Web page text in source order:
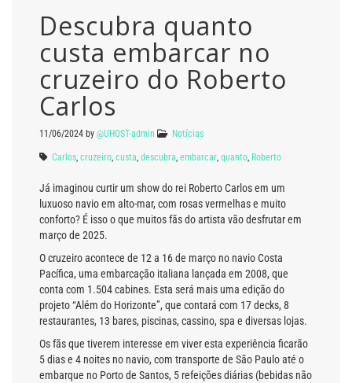
Descubra quanto
custa embarcar no
cruzeiro do Roberto
Carlos
11/06/2024 by @UHOST-admin Notícias
Carlos cruzeiro custa descubra embarcar quanto Roberto
Já imaginou curtir um show do rei Roberto Carlos em um
luxuoso navio em alto-mar, com rosas vermelhas e muito
conforto? É isso o que muitos fãs do artista vão desfrutar em
março de 2025.
O cruzeiro acontece de 12 a 16 de março no navio Costa
Pacífica, uma embarcação italiana lançada em 2008, que
conta com 1.504 cabines. Esta será mais uma edição do
projeto “Além do Horizonte”, que contará com 17 decks, 8
restaurantes, 13 bares, piscinas, cassino, spa e diversas lojas.
Os fãs que tiverem interesse em viver esta experiência ficarão
5 dias e 4 noites no navio, com transporte de São Paulo até o
embarque no Porto de Santos, 5 refeições diárias (bebidas não